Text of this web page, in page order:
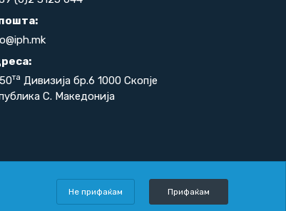
та Дивизија бр.6 1000 Скопје
С. Македонија
Не прифаќам Прифаќам